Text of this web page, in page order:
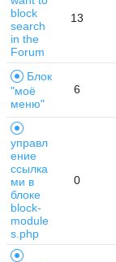
block
search
in the
Forum
13
Блок
"моё
меню"
6
управл
ение
ссылка
ми в
блоке
block-
module
s.php
0